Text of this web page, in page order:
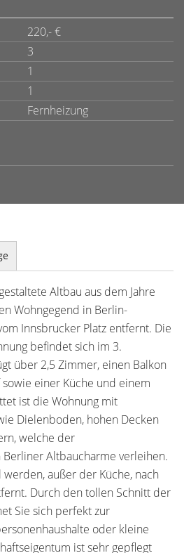
220,- €
3
1
1
Fernheizung
Altbau aus dem Jahre
Wohngegend in Berlin-
Innsbrucker Platz entfernt. Die
befindet sich im 3.
über 2,5 Zimmer, einen Balkon
einer Küche und einem
ist die Wohnung mit
Dielenboden, hohen Decken
welche der
Altbaucharme verleihen.
außer der Küche, nach
Durch den tollen Schnitt der
Sie sich perfekt zur
oder kleine
ist sehr gepflegt